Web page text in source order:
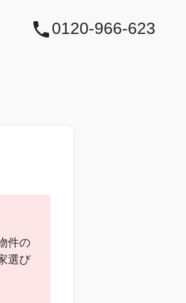
0120‐966‐623
件の
選び